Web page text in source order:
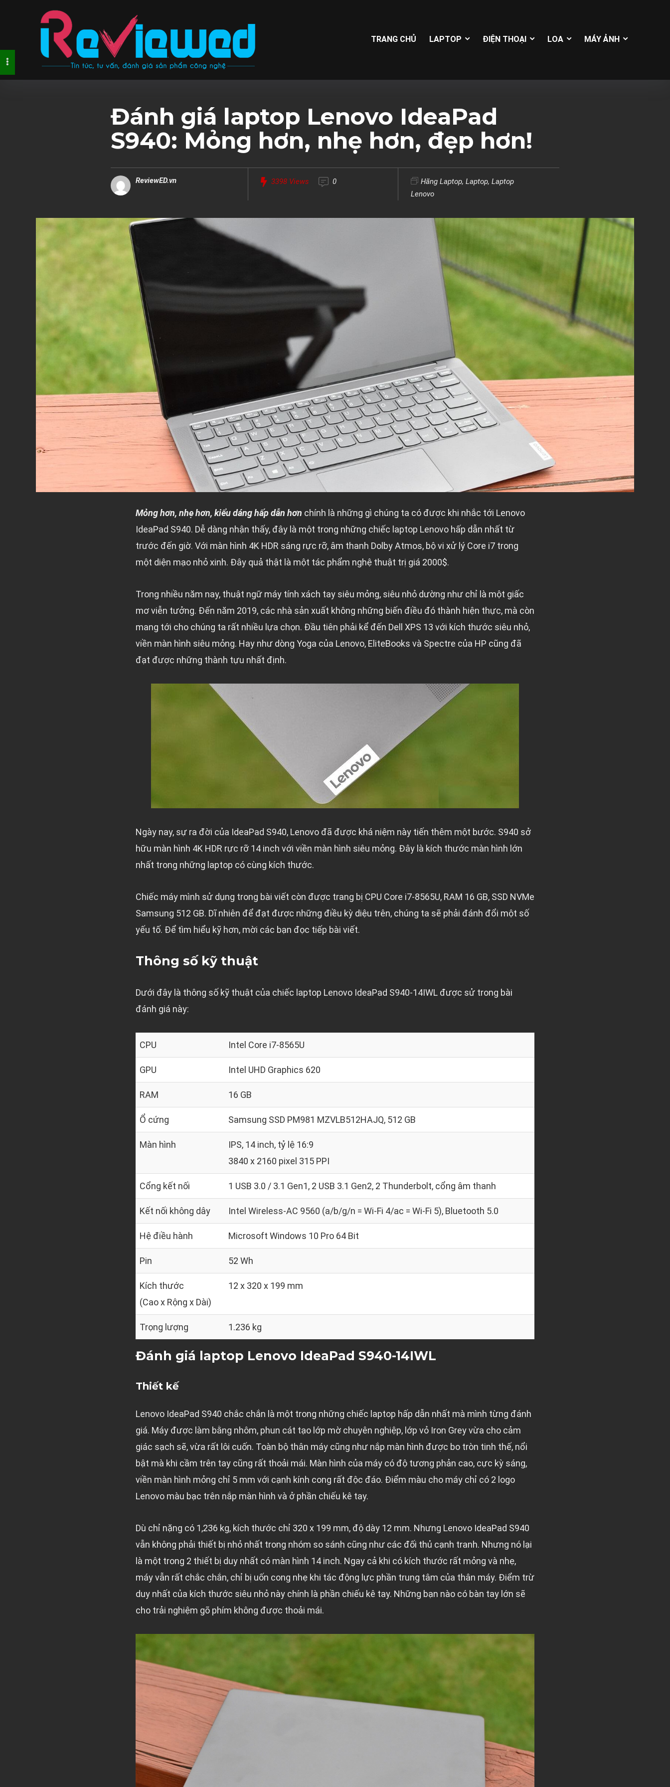
TRANG CHỦ LAPTOP ĐIỆN THOẠI LOA MÁY ẢNH
Đánh giá laptop Lenovo IdeaPad
S940: Mỏng hơn, nhẹ hơn, đẹp hơn!
ReviewED.vn 3398Views 0 Hãng Laptop, Laptop, Laptop
Lenovo
Mỏng hơn, nhẹ hơn, kiểu dáng hấp dẫn hơn chính là những gì chúng ta có được khi nhắc tới Lenovo
IdeaPad S940. Dễ dàng nhận thấy, đây là một trong những chiếc laptop Lenovo hấp dẫn nhất từ
trước đến giờ. Với màn hình 4K HDR sáng rực rỡ, âm thanh Dolby Atmos, bộ vi xử lý Core i7 trong
một diện mạo nhỏ xinh. Đây quả thật là một tác phẩm nghệ thuật trị giá 2000$.
Trong nhiều năm nay, thuật ngữ máy tính xách tay siêu mỏng, siêu nhỏ dường như chỉ là một giấc
mơ viễn tưởng. Đến năm 2019, các nhà sản xuất không những biến điều đó thành hiện thực, mà còn
mang tới cho chúng ta rất nhiều lựa chọn. Đầu tiên phải kể đến Dell XPS 13 với kích thước siêu nhỏ,
viền màn hình siêu mỏng. Hay như dòng Yoga của Lenovo, EliteBooks và Spectre của HP cũng đã
đạt được những thành tựu nhất định.
Ngày nay, sự ra đời của IdeaPad S940, Lenovo đã được khá niệm này tiến thêm một bước. S940 sở
hữu màn hình 4K HDR rực rỡ 14 inch với viền màn hình siêu mỏng. Đây là kích thước màn hình lớn
nhất trong những laptop có cùng kích thước.
Chiếc máy mình sử dụng trong bài viết còn được trang bị CPU Core i7-8565U, RAM 16 GB, SSD NVMe
Samsung 512 GB. Dĩ nhiên để đạt được những điều kỳ diệu trên, chúng ta sẽ phải đánh đổi một số
yếu tố. Để tìm hiểu kỹ hơn, mời các bạn đọc tiếp bài viết.
Thông số kỹ thuật
Dưới đây là thông số kỹ thuật của chiếc laptop Lenovo IdeaPad S940-14IWL được sử trong bài
đánh giá này:
CPU Intel Core i7-8565U
GPU Intel UHD Graphics 620
RAM 16 GB
Ổ cứng Samsung SSD PM981 MZVLB512HAJQ, 512 GB
Màn hình
IPS, 14 inch, tỷ lệ 16:9
3840 x 2160 pixel 315 PPI
Cổng kết nối 1 USB 3.0 / 3.1 Gen1, 2 USB 3.1 Gen2, 2 Thunderbolt, cổng âm thanh
Kết nối không dây Intel Wireless-AC 9560 (a/b/g/n = Wi-Fi 4/ac = Wi-Fi 5), Bluetooth 5.0
Hệ điều hành Microsoft Windows 10 Pro 64 Bit
Pin 52 Wh
Kích thước
(Cao x Rộng x Dài)
12 x 320 x 199 mm
Trọng lượng 1.236 kg
Đánh giá laptop Lenovo IdeaPad S940-14IWL
Thiết kế
Lenovo IdeaPad S940 chắc chắn là một trong những chiếc laptop hấp dẫn nhất mà mình từng đánh
giá. Máy được làm bằng nhôm, phun cát tạo lớp mờ chuyên nghiệp, lớp vỏ Iron Grey vừa cho cảm
giác sạch sẽ, vừa rất lôi cuốn. Toàn bộ thân máy cũng như nắp màn hình được bo tròn tinh thế, nổi
bật mà khi cầm trên tay cũng rất thoải mái. Màn hình của máy có độ tương phản cao, cực kỳ sáng,
viền màn hình mỏng chỉ 5 mm với cạnh kính cong rất độc đáo. Điểm màu cho máy chỉ có 2 logo
Lenovo màu bạc trên nắp màn hình và ở phần chiếu kê tay.
Dù chỉ nặng có 1,236 kg, kích thước chỉ 320 x 199 mm, độ dày 12 mm. Nhưng Lenovo IdeaPad S940
vẫn không phải thiết bị nhỏ nhất trong nhóm so sánh cũng như các đối thủ cạnh tranh. Nhưng nó lại
là một trong 2 thiết bị duy nhất có màn hình 14 inch. Ngay cả khi có kích thước rất mỏng và nhẹ,
máy vẫn rất chắc chắn, chỉ bị uốn cong nhẹ khi tác động lực phần trung tâm của thân máy. Điểm trừ
duy nhất của kích thước siêu nhỏ này chính là phần chiếu kê tay. Những bạn nào có bàn tay lớn sẽ
cho trải nghiệm gõ phím không được thoải mái.